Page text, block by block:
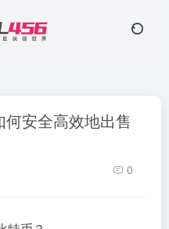
安全高效地出售
0